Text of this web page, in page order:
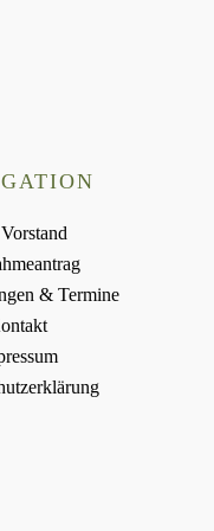
& Termine